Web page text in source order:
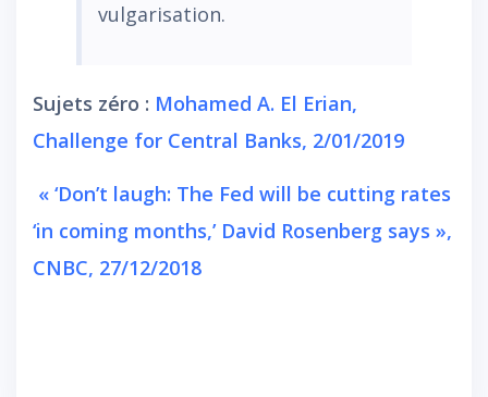
vulgarisation.
Sujets zéro : Mohamed A. El Erian,
Challenge for Central Banks, 2/01/2019
« ‘Don’t laugh: The Fed will be cutting rates
‘in coming months,’ David Rosenberg says »,
CNBC, 27/12/2018